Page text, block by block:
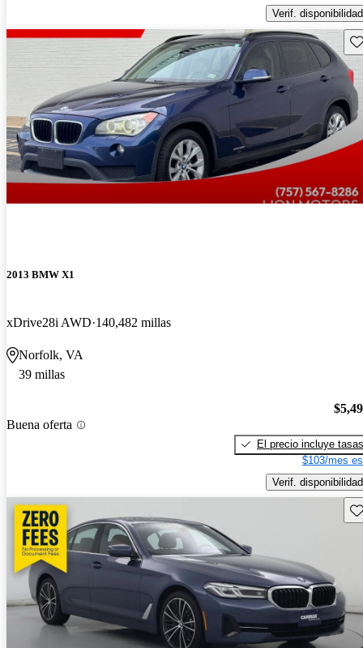
Verif. disponibilidad
2013 BMW X1
xDrive28i AWD 140,482 millas
Norfolk, VA
39 millas
Buena oferta
El precio incluye tasas
$103/mes
Verif. disponibilidad